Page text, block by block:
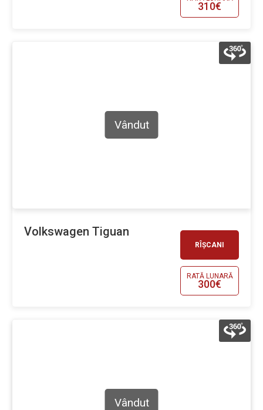
310€
RÎȘCANI
RATĂ LUNARĂ
300€
Vândut
Volkswagen Tiguan
Vândut